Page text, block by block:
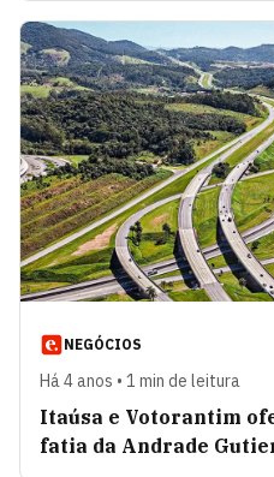
NEGÓCIOS
Há 4 anos • 1 min de leitura
Itaúsa e Votorantim
fatia da Andrade